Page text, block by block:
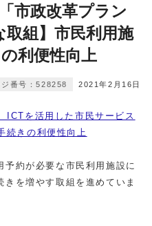
市政改革プラン
組】市民利用施
利便性向上
2021年2月16日
ジ番号：528258
を活用した市民サービス
きの利便性向上
約が必要な市民利用施設に
を増やす取組を進めていま